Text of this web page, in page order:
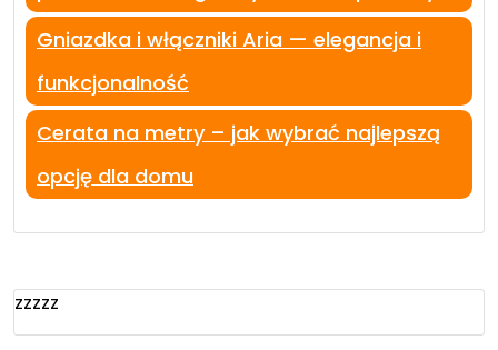
Gniazdka i włączniki Aria — elegancja i
funkcjonalność
Cerata na metry – jak wybrać najlepszą
opcję dla domu
zzzzz